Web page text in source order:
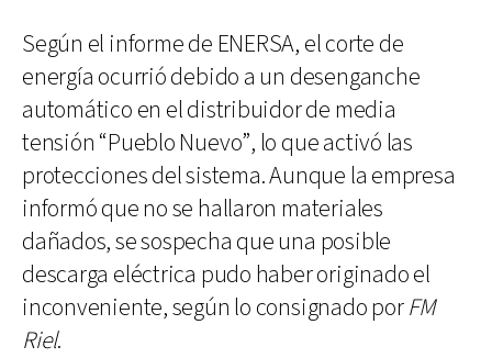
Según el informe de ENERSA, el corte de
energía ocurrió debido a un desenganche
automático en el distribuidor de media
tensión “Pueblo Nuevo”, lo que activó las
protecciones del sistema. Aunque la empresa
informó que no se hallaron materiales
dañados, se sospecha que una posible
descarga eléctrica pudo haber originado el
inconveniente, según lo consignado porFM
Riel.